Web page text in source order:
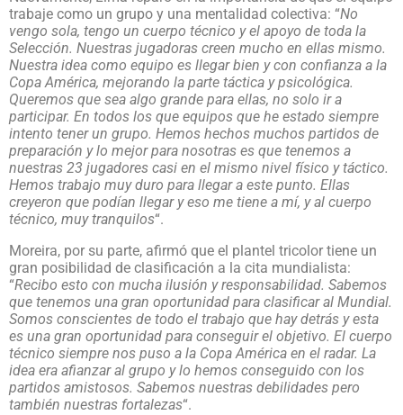
trabaje como un grupo y una mentalidad colectiva: “No
vengo sola, tengo un cuerpo técnico y el apoyo de toda la
Selección. Nuestras jugadoras creen mucho en ellas mismo.
Nuestra idea como equipo es llegar bien y con confianza a la
Copa América, mejorando la parte táctica y psicológica.
Queremos que sea algo grande para ellas, no solo ir a
participar. En todos los que equipos que he estado siempre
intento tener un grupo. Hemos hechos muchos partidos de
preparación y lo mejor para nosotras es que tenemos a
nuestras 23 jugadores casi en el mismo nivel físico y táctico.
Hemos trabajo muy duro para llegar a este punto. Ellas
creyeron que podían llegar y eso me tiene a mí, y al cuerpo
técnico, muy tranquilos“.
Moreira, por su parte, afirmó que el plantel tricolor tiene un
gran posibilidad de clasificación a la cita mundialista:
“Recibo esto con mucha ilusión y responsabilidad. Sabemos
que tenemos una gran oportunidad para clasificar al Mundial.
Somos conscientes de todo el trabajo que hay detrás y esta
es una gran oportunidad para conseguir el objetivo. El cuerpo
técnico siempre nos puso a la Copa América en el radar. La
idea era afianzar al grupo y lo hemos conseguido con los
partidos amistosos. Sabemos nuestras debilidades pero
también nuestras fortalezas“.